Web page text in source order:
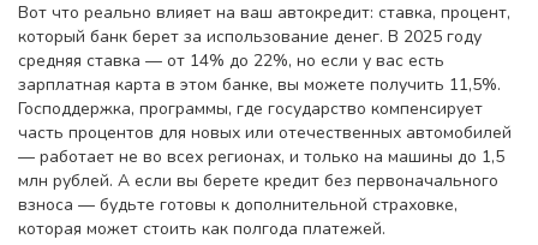
Вот что реально влияет на ваш автокредит: ставка, процент,
который банк берет за использование денег. В 2025 году
средняя ставка — от 14% до 22%, но если у вас есть
зарплатная карта в этом банке, вы можете получить 11,5%.
Господдержка, программы, где государство компенсирует
часть процентов для новых или отечественных автомобилей
— работает не во всех регионах, и только на машины до 1,5
млн рублей. А если вы берете кредит без первоначального
взноса — будьте готовы к дополнительной страховке,
которая может стоить как полгода платежей.